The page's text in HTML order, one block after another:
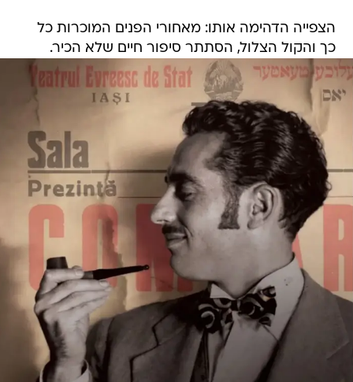
הצפייה הדהימה אותו: מאחורי הפנים המוכרות כל
כך והקול הצלול, הסתתר סיפור חיים שלא הכיר.